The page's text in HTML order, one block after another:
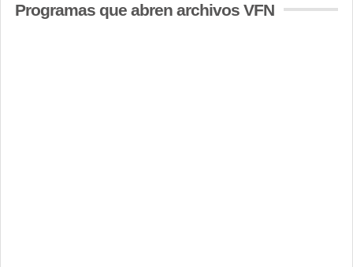
Programas que abren archivos VFN